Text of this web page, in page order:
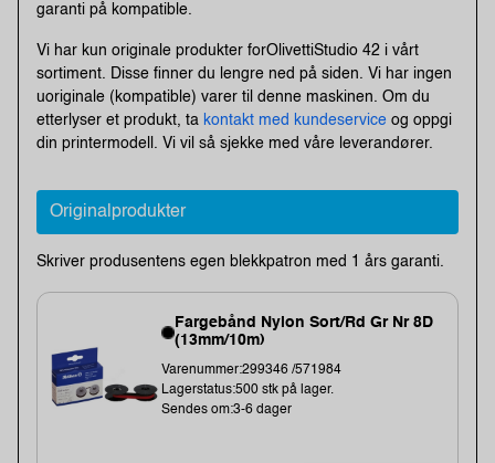
garanti på kompatible.
Vi har kun originale produkter forOlivettiStudio 42 i vårt
sortiment. Disse finner du lengre ned på siden. Vi har ingen
uoriginale (kompatible) varer til denne maskinen. Om du
etterlyser et produkt, ta kontakt med kundeservice og oppgi
din printermodell. Vi vil så sjekke med våre leverandører.
Originalprodukter
Skriver produsentens egen blekkpatron med 1 års garanti.
Fargebånd Nylon Sort/Rd Gr Nr 8D
(13mm/10m)
Varenummer:299346 /571984
Lagerstatus:500 stk på lager.
Sendes om:3-6 dager